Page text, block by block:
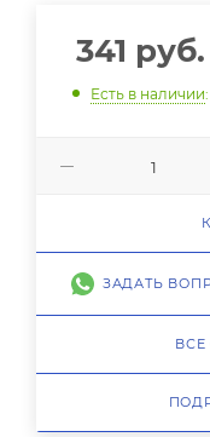
341 руб.
Есть в наличии
ЗАДАТЬ